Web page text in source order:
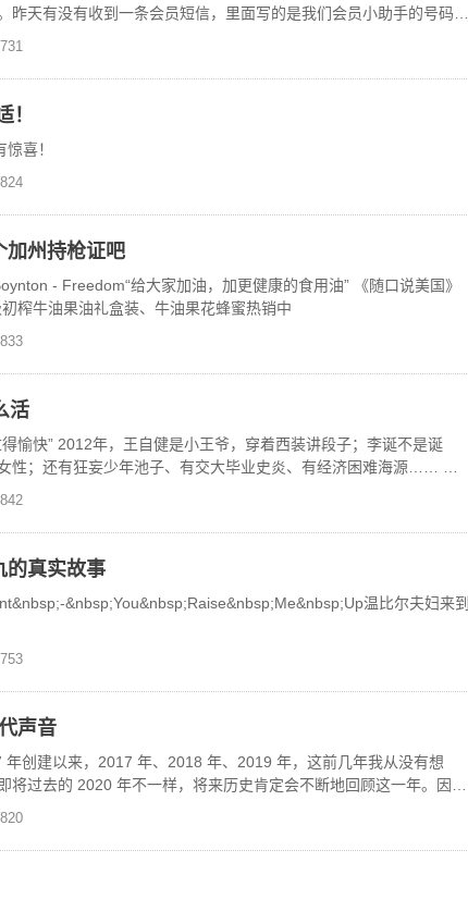
昨天有没有收到一条会员短信，里面写的是我们会员小助手的号码，
然后就可以跟着我们
！
喜！
加州持枪证吧
- Freedom“给大家加油，加更健康的食用油” 《随口说美国》
榨牛油果油礼盒装、牛油果花蜂蜜热销中
活
愉快” 2012年，王自健是小王爷，穿着西装讲段子；李诞不是诞
性；还有狂妄少年池子、有交大毕业史炎、有经济困难海源…… 现
上线
的真实故事
&nbsp;You&nbsp;Raise&nbsp;Me&nbsp;Up温比尔夫妇来到
声音
创建以来，2017 年、2018 年、2019 年，这前几年我从没有想
将过去的 2020 年不一样，将来历史肯定会不断地回顾这一年。因为